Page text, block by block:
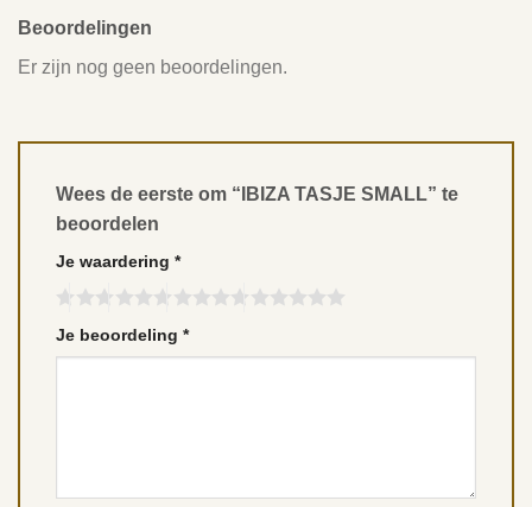
Beoordelingen
Er zijn nog geen beoordelingen.
Wees de eerste om “IBIZA TASJE SMALL” te
beoordelen
Je waardering *
Je beoordeling *